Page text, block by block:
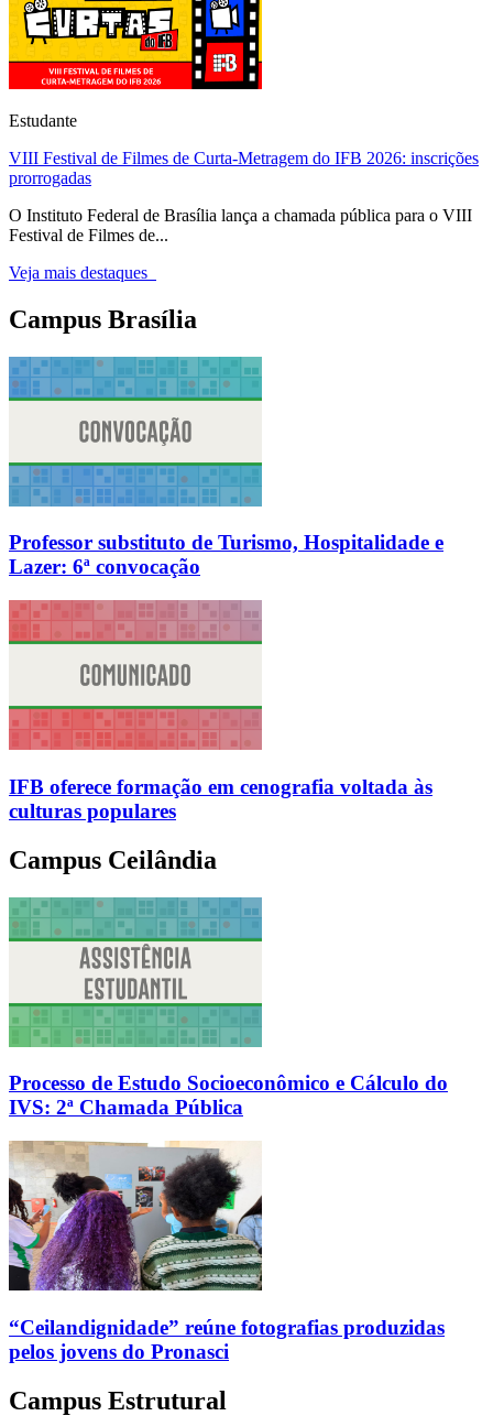
Estudante
VIII Festival de Filmes de Curta-Metragem do IFB 2026: inscrições
prorrogadas
O Instituto Federal de Brasília lança a chamada pública para o VIII
Festival de Filmes de...
Veja mais destaques
Campus Brasília
Professor substituto de Turismo, Hospitalidade e
Lazer: 6ª convocação
IFB oferece formação em cenografia voltada às
culturas populares
Campus Ceilândia
Processo de Estudo Socioeconômico e Cálculo do
IVS: 2ª Chamada Pública
“Ceilandignidade” reúne fotografias produzidas
pelos jovens do Pronasci
Campus Estrutural